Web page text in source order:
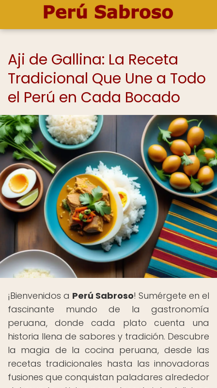
Aji de Gallina: La Receta
Tradicional Que Une a Todo
el Perú en Cada Bocado
¡Bienvenidos a Perú Sabroso! Sumérgete en el
fascinante mundo de la gastronomía
peruana, donde cada plato cuenta una
historia llena de sabores y tradición. Descubre
la magia de la cocina peruana, desde las
recetas tradicionales hasta las innovadoras
fusiones que conquistan paladares alrededor